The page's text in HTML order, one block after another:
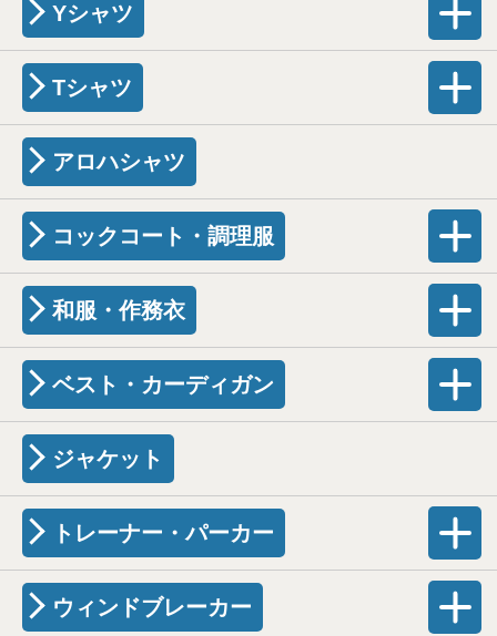
Yシャツ
Tシャツ
アロハシャツ
コックコート・調理服
和服・作務衣
ベスト・カーディガン
ジャケット
トレーナー・パーカー
ウィンドブレーカー